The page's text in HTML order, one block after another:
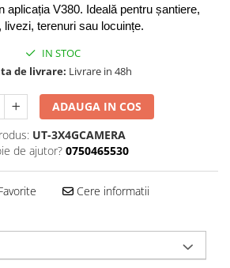
aplicația V380. Ideală pentru șantiere,
livezi, terenuri sau locuințe.
IN STOC
de livrare: Livrare in 48h
ADAUGA IN COS
UT-3X4GCAMERA
de ajutor? 0750465530
Cere informatii